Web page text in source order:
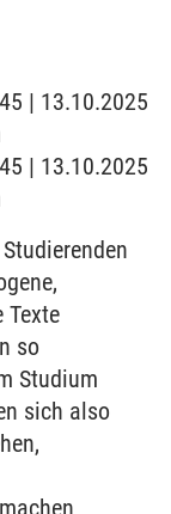
| 13.10.2025
| 13.10.2025
so
Studium
sich also